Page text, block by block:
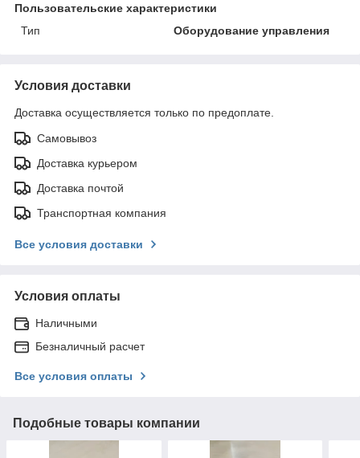
Пользовательские характеристики
Тип
Оборудование управления
Условия доставки
Доставка осуществляется только по предоплате.
Самовывоз
Доставка курьером
Доставка почтой
Транспортная компания
Все условия доставки
Условия оплаты
Наличными
Безналичный расчет
Все условия оплаты
Подобные товары компании